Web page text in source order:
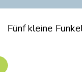
Fünf kleine